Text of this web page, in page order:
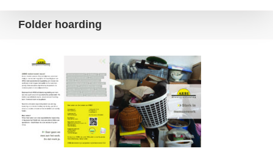
Folder hoarding